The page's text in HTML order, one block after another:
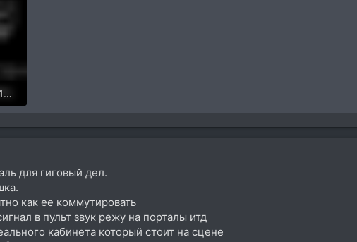
Screenshot 2023-02-16 at 23.54.37.png
для гиговый дел.
как ее коммутировать
в пульт звук режу на порталы итд
кабинета который стоит на сцене